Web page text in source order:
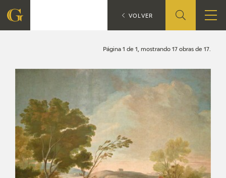
CENTRO DE INVESTIGACIÓN Y DOCUMENTACIÓN
ACCIÓN CORPORATIVA
SEDE
CONTACTO
Página 1 de 1, mostrando 17 obras de 17.
CATÁLOGO Búsqueda
VOLVER